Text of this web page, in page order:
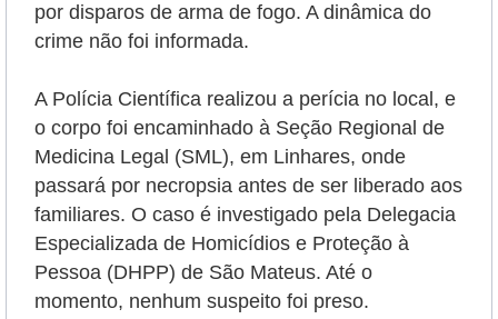
por disparos de arma de fogo. A dinâmica do
crime não foi informada.
A Polícia Científica realizou a perícia no local, e
o corpo foi encaminhado à Seção Regional de
Medicina Legal (SML), em Linhares, onde
passará por necropsia antes de ser liberado aos
familiares. O caso é investigado pela Delegacia
Especializada de Homicídios e Proteção à
Pessoa (DHPP) de São Mateus. Até o
momento, nenhum suspeito foi preso.